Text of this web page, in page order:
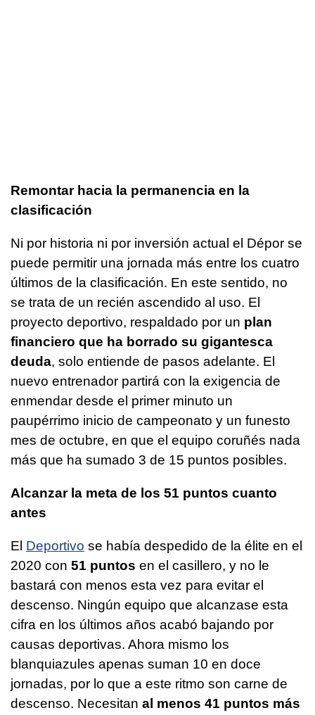
Remontar hacia la permanencia en la
clasificación
Ni por historia ni por inversión actual el Dépor se
puede permitir una jornada más entre los cuatro
últimos de la clasificación. En este sentido, no
se trata de un recién ascendido al uso. El
proyecto deportivo, respaldado por un plan
financiero que ha borrado su gigantesca
deuda, solo entiende de pasos adelante. El
nuevo entrenador partirá con la exigencia de
enmendar desde el primer minuto un
paupérrimo inicio de campeonato y un funesto
mes de octubre, en que el equipo coruñés nada
más que ha sumado 3 de 15 puntos posibles.
Alcanzar la meta de los 51 puntos cuanto
antes
El Deportivo se había despedido de la élite en el
2020 con 51 puntos en el casillero, y no le
bastará con menos esta vez para evitar el
descenso. Ningún equipo que alcanzase esta
cifra en los últimos años acabó bajando por
causas deportivas. Ahora mismo los
blanquiazules apenas suman 10 en doce
jornadas, por lo que a este ritmo son carne de
descenso. Necesitan al menos 41 puntos más